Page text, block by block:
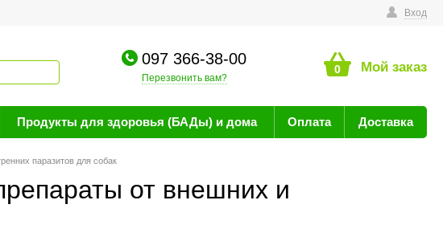
Вход
097 366-38-00
Перезвонить вам?
0 Мой заказ
Продукты для здоровья (БАДы) и дома Оплата Доставка
паразитов для собак
от внешних и